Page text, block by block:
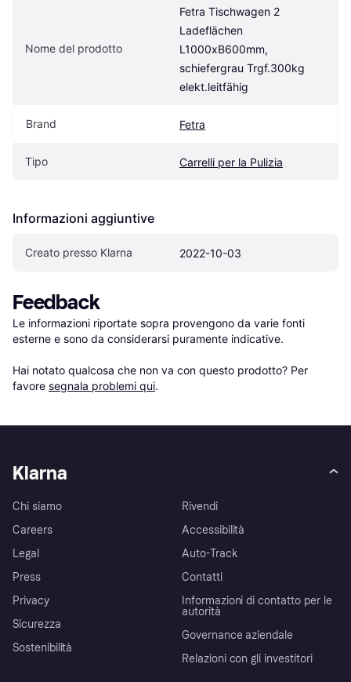
Nome del prodotto
Fetra Tischwagen 2
Ladeflächen
L1000xB600mm,
schiefergrau Trgf.300kg
elekt.leitfähig
Brand Fetra
Tipo Carrelli per la Pulizia
Informazioni aggiuntive
Creato presso Klarna 2022-10-03
Feedback
Le informazioni riportate sopra provengono da varie fonti
esterne e sono da considerarsi puramente indicative.
Hai notato qualcosa che non va con questo prodotto? Per
favore segnala problemi qui.
Klarna
Chi siamo
Careers
Legal
Press
Privacy
Sicurezza
Sostenibilità
Rivendi
Accessibilità
Auto-Track
Contatti
Informazioni di contatto per le
autorità
Governance aziendale
Relazioni con gli investitori